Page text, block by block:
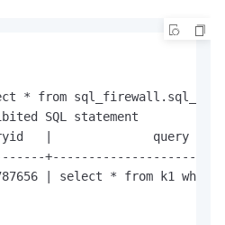
* from
SQL statement
|              query
| select * from k1 where